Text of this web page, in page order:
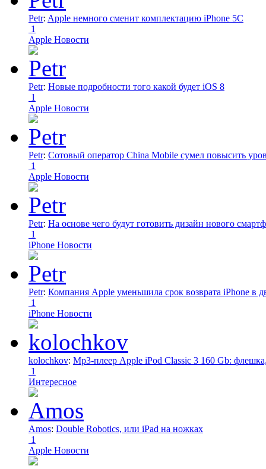
Petr: Apple немного сменит комплектацию iPhone 5C
1
Apple Новости
Petr: Новые подробности того какой будет iOS 8
1
Apple Новости
Petr: Сотовый оператор China Mobile сумел повысить
1
Apple Новости
Petr: На основе чего будут готовить дизайн нового
1
iPhone Новости
Petr: Компания Apple уменьшила срок возврата iPhone в
1
iPhone Новости
kolochkov: Mp3-плеер Apple iPod Classic 3 160 Gb:
1
Интересное
Amos: Double Robotics, или iPad на ножках
1
Apple Новости